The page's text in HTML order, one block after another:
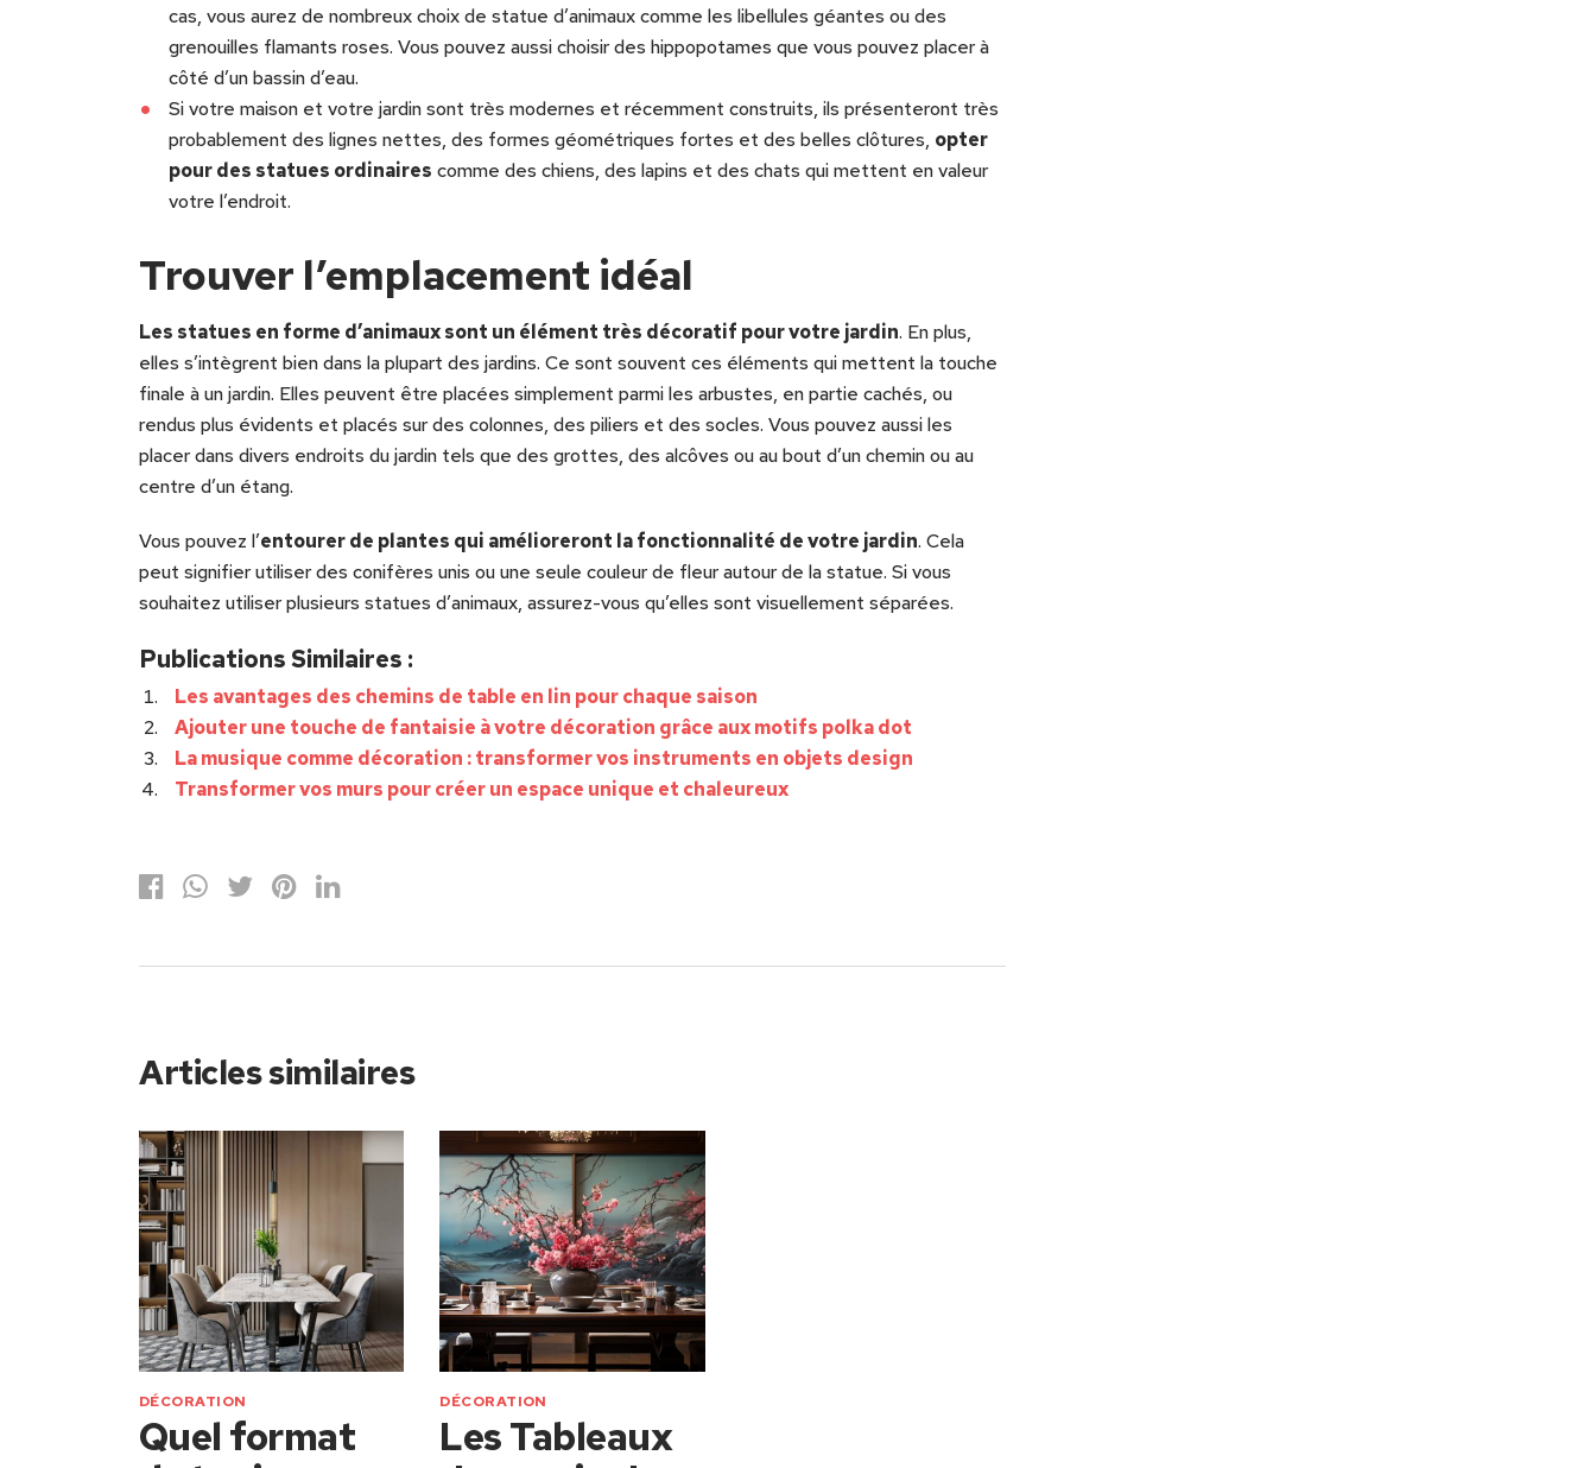
cas, vous aurez de nombreux choix de statue d’animaux comme les libellules géantes ou des
grenouilles flamants roses. Vous pouvez aussi choisir des hippopotames que vous pouvez placer à
côté d’un bassin d’eau.
Si votre maison et votre jardin sont très modernes et récemment construits, ils présenteront très
probablement des lignes nettes, des formes géométriques fortes et des belles clôtures, opter
pour des statues ordinaires comme des chiens, des lapins et des chats qui mettent en valeur
votre l’endroit.
Trouver l’emplacement idéal
Les statues en forme d’animaux sont un élément très décoratif pour votre jardin. En plus,
elles s’intègrent bien dans la plupart des jardins. Ce sont souvent ces éléments qui mettent la touche
finale à un jardin. Elles peuvent être placées simplement parmi les arbustes, en partie cachés, ou
rendus plus évidents et placés sur des colonnes, des piliers et des socles. Vous pouvez aussi les
placer dans divers endroits du jardin tels que des grottes, des alcôves ou au bout d’un chemin ou au
centre d’un étang.
Vous pouvez l’entourer de plantes qui amélioreront la fonctionnalité de votre jardin. Cela
peut signifier utiliser des conifères unis ou une seule couleur de fleur autour de la statue. Si vous
souhaitez utiliser plusieurs statues d’animaux, assurez-vous qu’elles sont visuellement séparées.
Publications Similaires :
Les avantages des chemins de table en lin pour chaque saison
Ajouter une touche de fantaisie à votre décoration grâce aux motifs polka dot
La musique comme décoration : transformer vos instruments en objets design
Transformer vos murs pour créer un espace unique et chaleureux
Articles similaires
DÉCORATION
Quel format
DÉCORATION
Les Tableaux